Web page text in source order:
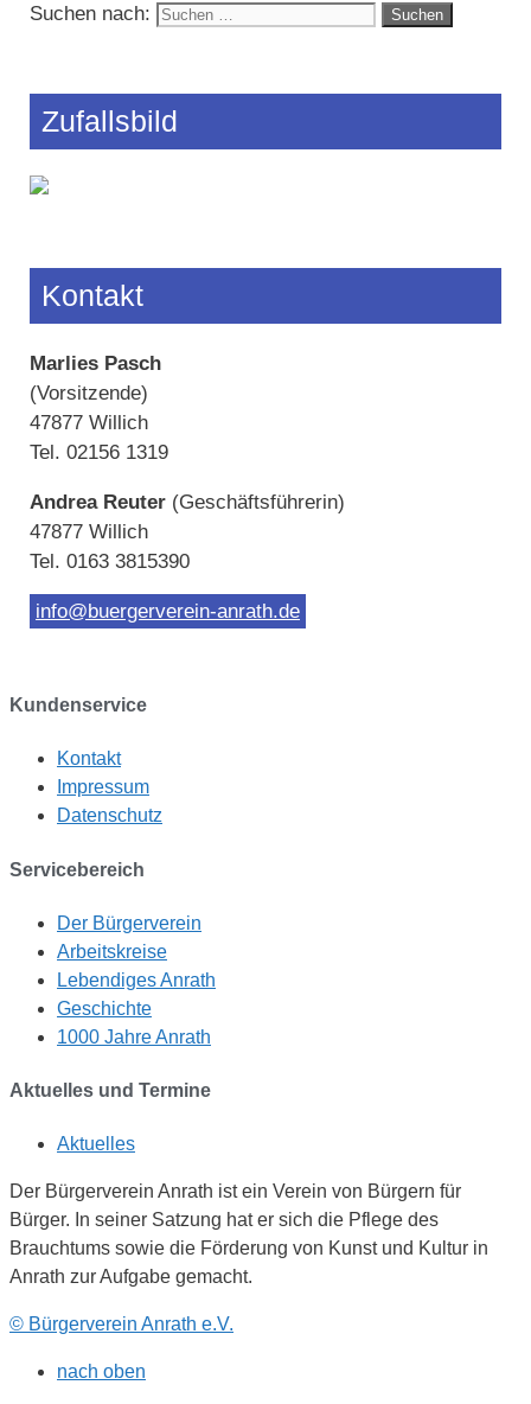
Suchen nach:
Zufallsbild
Kontakt
Marlies Pasch
(Vorsitzende)
47877 Willich
Tel. 02156 1319
Andrea Reuter (Geschäftsführerin)
47877 Willich
Tel. 0163 3815390
info@buergerverein-anrath.de
Kundenservice
Kontakt
Impressum
Datenschutz
Servicebereich
Der Bürgerverein
Arbeitskreise
Lebendiges Anrath
Geschichte
1000 Jahre Anrath
Aktuelles und Termine
Aktuelles
Der Bürgerverein Anrath ist ein Verein von Bürgern für
Bürger. In seiner Satzung hat er sich die Pflege des
Brauchtums sowie die Förderung von Kunst und Kultur in
Anrath zur Aufgabe gemacht.
© Bürgerverein Anrath e.V.
nach oben